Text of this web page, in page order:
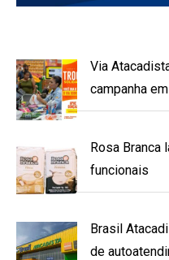
Via
campanha
Rosa Branca
funcionais
Brasil
de